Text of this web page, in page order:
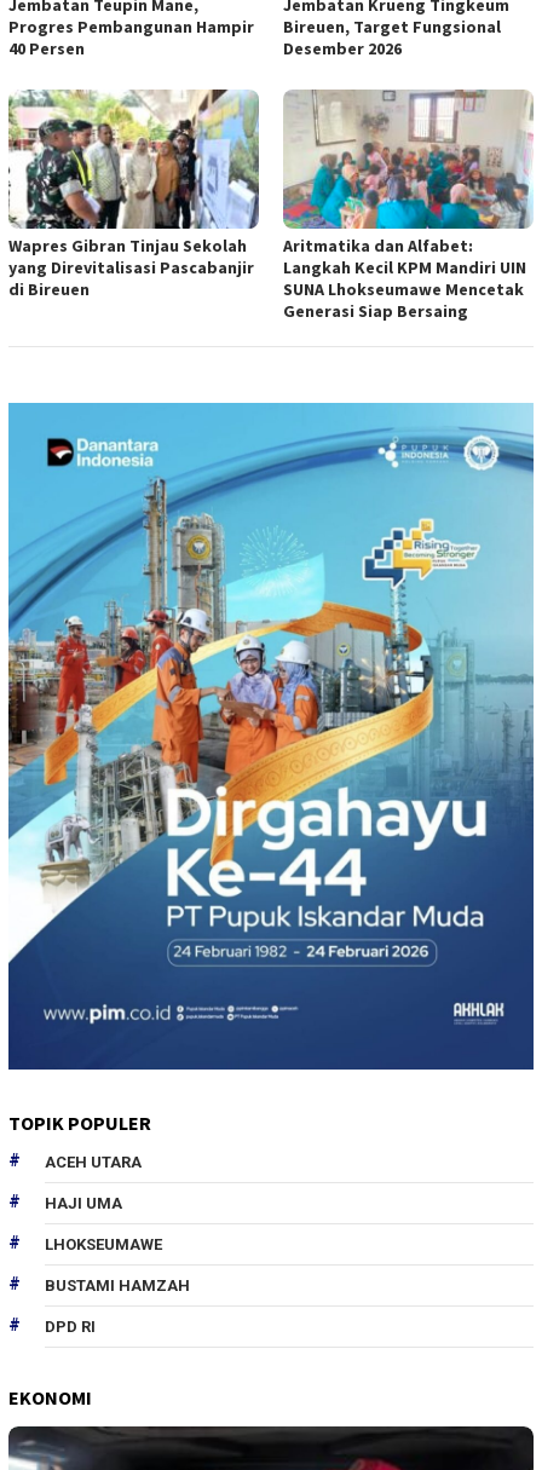
Progres Pembangunan Hampir
40 Persen
Bireuen, Target Fungsional
Desember 2026
Wapres Gibran Tinjau Sekolah
yang Direvitalisasi Pascabanjir
di Bireuen
Aritmatika dan Alfabet:
Langkah Kecil KPM Mandiri UIN
SUNA Lhokseumawe Mencetak
Generasi Siap Bersaing
TOPIK POPULER
ACEH UTARA
HAJI UMA
LHOKSEUMAWE
BUSTAMI HAMZAH
DPD RI
EKONOMI